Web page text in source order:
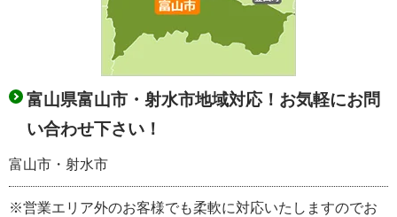
富山県富山市・射水市地域対応！お気軽にお問
い合わせ下さい！
富山市・射水市
※営業エリア外のお客様でも柔軟に対応いたしますのでお